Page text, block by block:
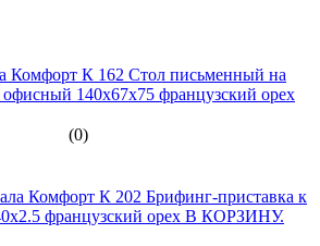
Комфорт К 162 Стол письменный на
140x67x75 французский орех
(0)